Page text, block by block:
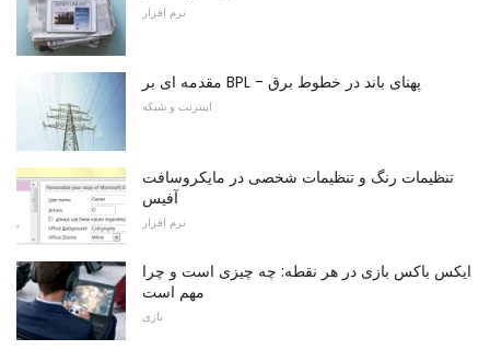
نرم افزار
مقدمه ای بر BPL - پهنای باند در خطوط برق
اینترنت و شبکه
تنظیمات رنگ و تنظیمات شخصی در مایکروسافت
آفیس
نرم افزار
ایکس باکس بازی در هر نقطه: چه چیزی است و چرا
مهم است
بازی